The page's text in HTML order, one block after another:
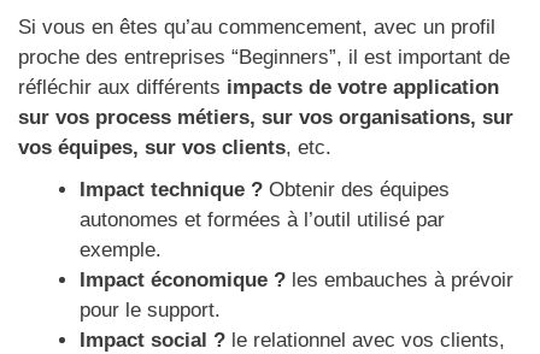
Si vous en êtes qu’au commencement, avec un profil
proche des entreprises “Beginners”, il est important de
réfléchir aux différents impacts de votre application
sur vos process métiers, sur vos organisations, sur
vos équipes, sur vos clients, etc.
Impact technique ? Obtenir des équipes
autonomes et formées à l’outil utilisé par
exemple.
Impact économique ? les embauches à prévoir
pour le support.
Impact social ? le relationnel avec vos clients,